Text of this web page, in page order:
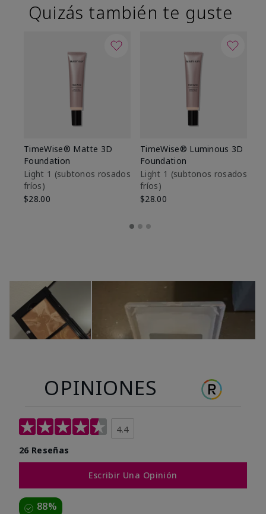
Quizás también te guste
TimeWise® Matte 3D
Foundation
Light 1​ (subtonos rosados
fríos)
$28.00
TimeWise® Luminous 3D
Foundation
Light 1​ (subtonos rosados
fríos)
$28.00
OPINIONES
4.4
26 Reseñas
Escribir Una Opinión
88%